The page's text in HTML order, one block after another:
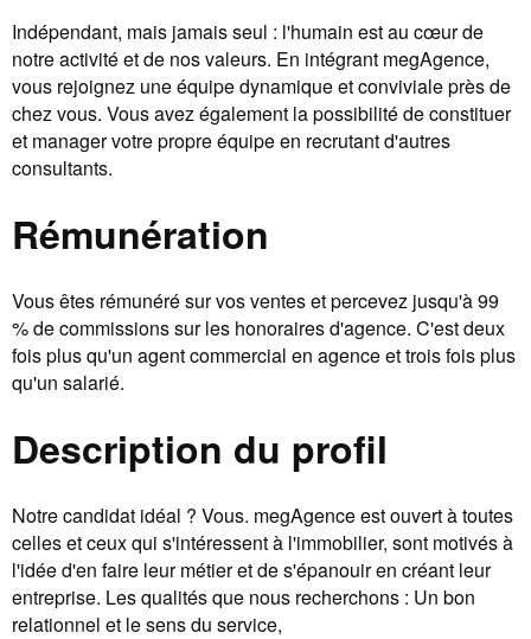
Indépendant, mais jamais seul : l'humain est au cœur de
notre activité et de nos valeurs. En intégrant megAgence,
vous rejoignez une équipe dynamique et conviviale près de
chez vous. Vous avez également la possibilité de constituer
et manager votre propre équipe en recrutant d'autres
consultants.
Rémunération
Vous êtes rémunéré sur vos ventes et percevez jusqu'à 99
% de commissions sur les honoraires d'agence. C'est deux
fois plus qu'un agent commercial en agence et trois fois plus
qu'un salarié.
Description du profil
Notre candidat idéal ? Vous. megAgence est ouvert à toutes
celles et ceux qui s'intéressent à l'immobilier, sont motivés à
l'idée d'en faire leur métier et de s'épanouir en créant leur
entreprise. Les qualités que nous recherchons : Un bon
relationnel et le sens du service,